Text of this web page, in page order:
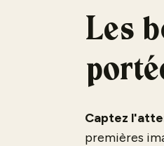
Les
Captez
premières